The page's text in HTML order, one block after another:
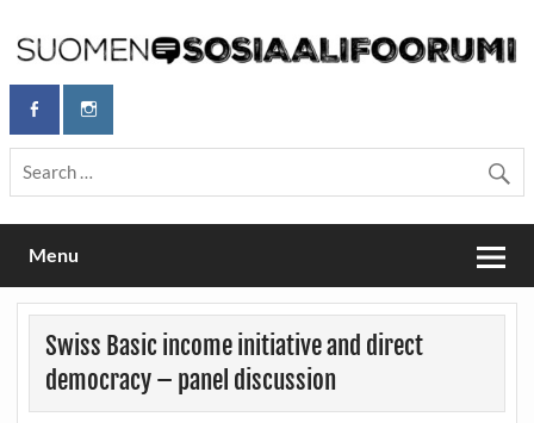
content
Maailmanparannuspäivät / Suomen
Sosiaalifoorumi
Maailmanparannuspäivät Lapinlahden Lähteellä, Helsingissä
26.–27.9.2026
Menu
Swiss Basic income initiative and direct
democracy – panel discussion